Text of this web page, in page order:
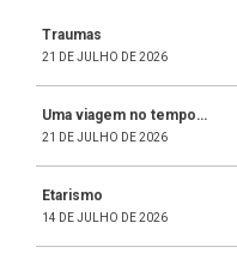
Traumas
21 DE JULHO DE 2026
Uma viagem no tempo…
21 DE JULHO DE 2026
Etarismo
14 DE JULHO DE 2026